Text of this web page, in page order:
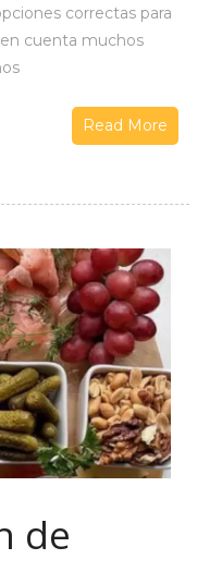
correctas para
cuenta muchos
Read More
de